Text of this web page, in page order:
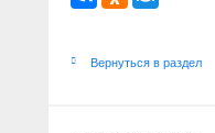
Вернуться в раздел